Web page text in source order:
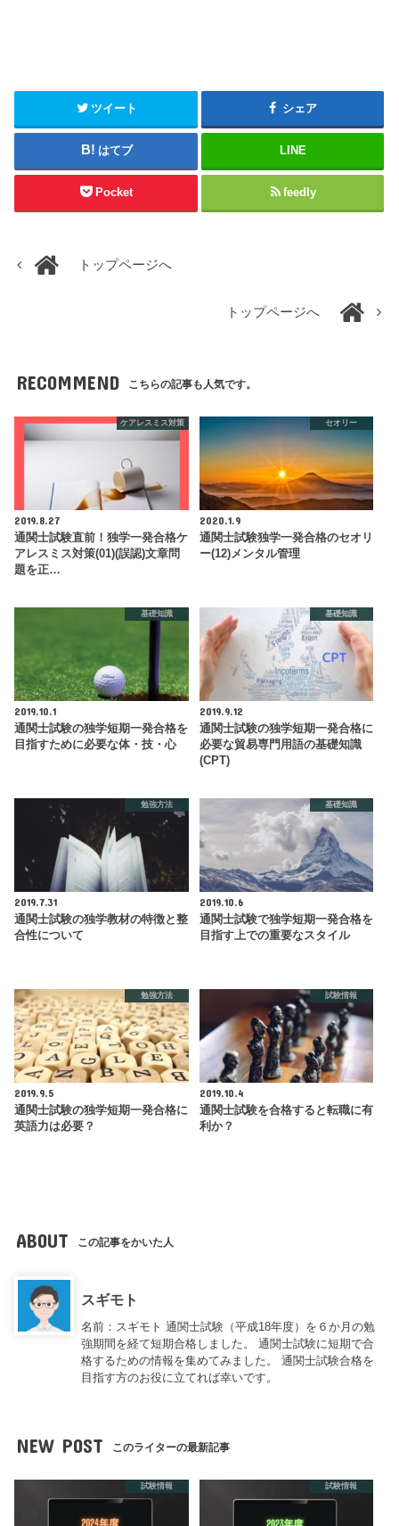
ツイート シェア
はてブ LINE
Pocket feedly
トップページへ
トップページへ
RECOMMEND こちらの記事も人気です。
ケアレスミス対策
2019.8.27
通関士試験直前！独学一発合格ケ
アレスミス対策(01)(誤認)文章問
題を正…
セオリー
2020.1.9
通関士試験独学一発合格のセオリ
ー(12)メンタル管理
基礎知識
2019.10.1
通関士試験の独学短期一発合格を
目指すために必要な体・技・心
基礎知識
2019.9.12
通関士試験の独学短期一発合格に
必要な貿易専門用語の基礎知識
(CPT)
勉強方法
2019.7.31
通関士試験の独学教材の特徴と整
合性について
基礎知識
2019.10.6
通関士試験で独学短期一発合格を
目指す上での重要なスタイル
勉強方法
2019.9.5
通関士試験の独学短期一発合格に
英語力は必要？
試験情報
2019.10.4
通関士試験を合格すると転職に有
利か？
ABOUT この記事をかいた人
スギモト
名前：スギモト 通関士試験（平成18年度）を６か月の勉
強期間を経て短期合格しました。 通関士試験に短期で合
格するための情報を集めてみました。 通関士試験合格を
目指す方のお役に立てれば幸いです。
NEW POST このライターの最新記事
試験情報 試験情報